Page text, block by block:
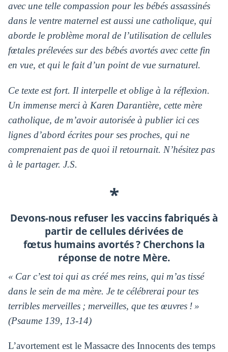
avec une telle compassion pour les bébés assassinés
dans le ventre maternel est aussi une catholique, qui
aborde le problème moral de l’utilisation de cellules
fœtales prélevées sur des bébés avortés avec cette fin
en vue, et qui le fait d’un point de vue surnaturel.
Ce texte est fort. Il interpelle et oblige à la réflexion.
Un immense merci à Karen Darantière, cette mère
catholique, de m’avoir autorisée à publier ici ces
lignes d’abord écrites pour ses proches, qui ne
comprenaient pas de quoi il retournait. N’hésitez pas
à le partager. J.S.
*
Devons-nous refuser les vaccins fabriqués à
partir de cellules dérivées de
fœtus humains avortés ? Cherchons la
réponse de notre Mère.
« Car c’est toi qui as créé mes reins, qui m’as tissé
dans le sein de ma mère. Je te célébrerai pour tes
terribles merveilles ; merveilles, que tes œuvres ! »
(Psaume 139, 13-14)
L’avortement est le Massacre des Innocents des temps